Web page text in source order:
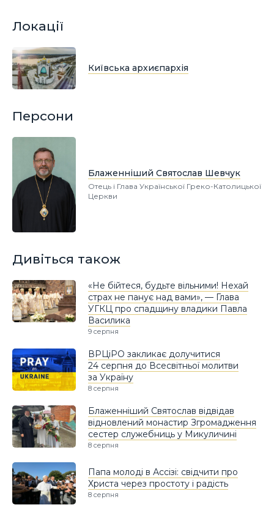
Локації
Київська архиєпархія
Персони
Блаженніший Святослав Шевчук
Отець і Глава Української Греко-Католицької
Церкви
Дивіться також
«Не бійтеся, будьте вільними! Нехай
страх не панує над вами», — Глава
УГКЦ про спадщину владики Павла
Василика
9 серпня
ВРЦіРО закликає долучитися
24 серпня до Всесвітньої молитви
за Україну
8 серпня
Блаженніший Святослав відвідав
відновлений монастир Згромадження
сестер служебниць у Микуличині
8 серпня
Папа молоді в Ассізі: свідчити про
Христа через простоту і радість
8 серпня